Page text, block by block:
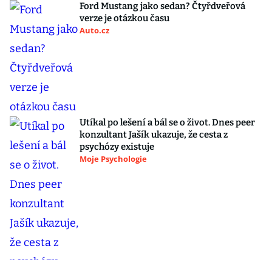
Ford Mustang jako sedan? Čtyřdveřová
verze je otázkou času
Auto.cz
Utíkal po lešení a bál se o život. Dnes peer
konzultant Jašík ukazuje, že cesta z
psychózy existuje
Moje Psychologie